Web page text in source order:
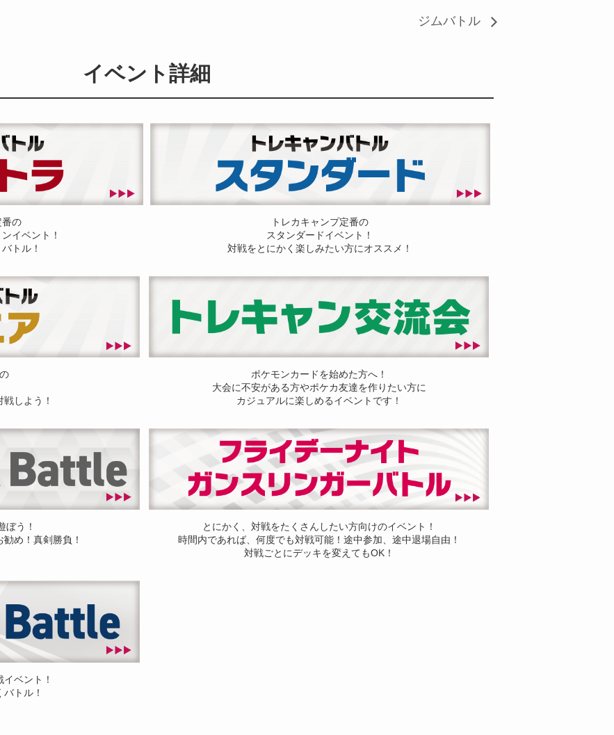
ジムバトル
イベント詳細
番の
イベント！
トル！
トレカキャンプ定番の
スタンダードイベント！
対戦をとにかく楽しみたい方にオススメ！
しよう！
ポケモンカードを始めた方へ！
大会に不安がある方やポケカ友達を作りたい方に
カジュアルに楽しめるイベントです！
ぼう！
め！真剣勝負！
とにかく、対戦をたくさんしたい方向けのイベント！
時間内であれば、何度でも対戦可能！途中参加、途中退場自由！
対戦ごとにデッキを変えてもOK！
ベント！
トル！